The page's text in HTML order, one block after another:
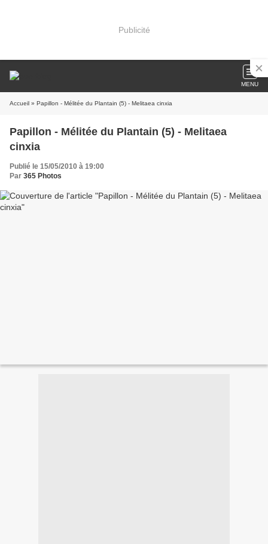
Publicité
MENU
Accueil » Papillon - Mélitée du Plantain (5) - Melitaea cinxia
Papillon - Mélitée du Plantain (5) - Melitaea
cinxia
Publié le 15/05/2010 à 19:00
Par 365 Photos